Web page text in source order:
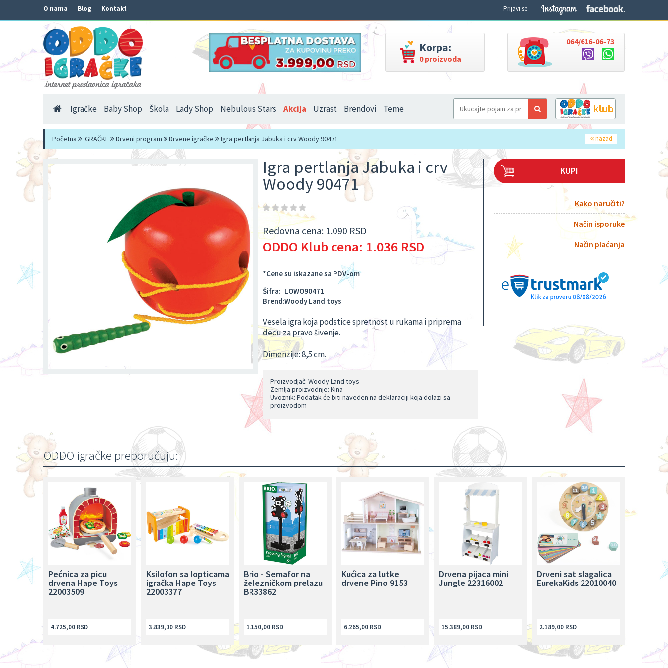
O nama Blog Kontakt Prijavi se
Korpa:
0 proizvoda
064/616-06-73
Igračke Baby Shop Škola Lady Shop Nebulous Stars Akcija Uzrast Brendovi Teme
Početna IGRAČKE Drveni program Drvene igračke Igra pertlanja Jabuka i crv Woody 90471 nazad
Igra pertlanja Jabuka i crv
Woody 90471
Redovna cena: 1.090 RSD
ODDO Klub cena: 1.036 RSD
*Cene su iskazane sa PDV-om
Šifra: LOWO90471
Brend:Woody Land toys
Vesela igra koja podstice spretnost u rukama i priprema
decu za pravo šivenje.
Dimenzije: 8,5 cm.
Proizvodjač: Woody Land toys
Zemlja proizvodnje: Kina
Uvoznik: Podatak će biti naveden na deklaraciji koja dolazi sa
proizvodom
KUPI
Kako naručiti?
Način isporuke
Način plaćanja
ODDO igračke preporučuju:
Pećnica za picu
drvena Hape Toys
22003509
4.725,00 RSD
Ksilofon sa lopticama
igračka Hape Toys
22003377
3.839,00 RSD
Brio - Semafor na
železničkom prelazu
BR33862
1.150,00 RSD
Kućica za lutke
drvene Pino 9153
6.265,00 RSD
Drvena pijaca mini
Jungle 22316002
15.389,00 RSD
Drveni sat slagalica
EurekaKids 22010040
2.189,00 RSD